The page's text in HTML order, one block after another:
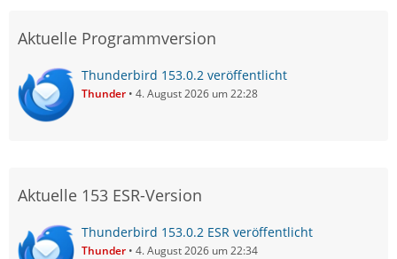
Aktuelle Programmversion
Thunderbird 153.0.2 veröffentlicht
Thunder 4. August 2026 um 22:28
Aktuelle 153 ESR-Version
Thunderbird 153.0.2 ESR veröffentlicht
Thunder 4. August 2026 um 22:34